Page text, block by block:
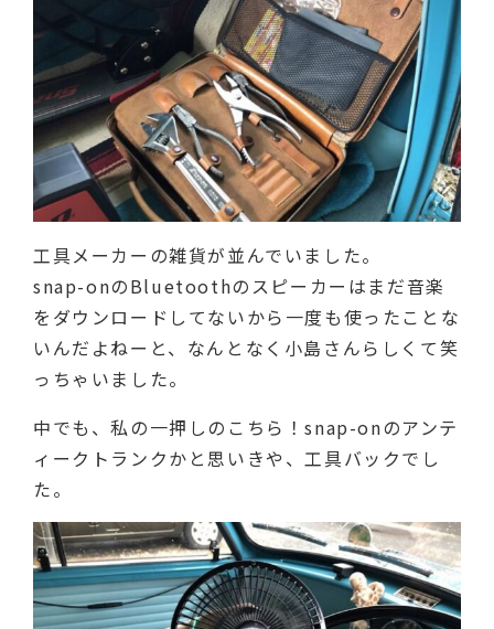
工具メーカーの雑貨が並んでいました。
snap-onのBluetoothのスピーカーはまだ音楽
をダウンロードしてないから一度も使ったことな
いんだよねーと、なんとなく小島さんらしくて笑
っちゃいました。
中でも、私の一押しのこちら！snap-onのアンテ
ィークトランクかと思いきや、工具バックでし
た。